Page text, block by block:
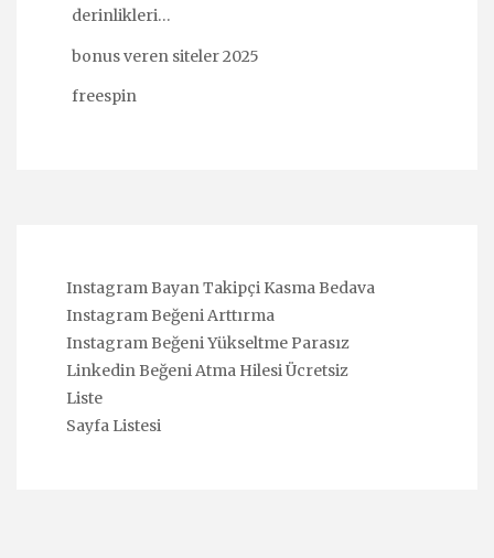
derinlikleri…
bonus veren siteler 2025
freespin
Instagram Bayan Takipçi Kasma Bedava
Instagram Beğeni Arttırma
Instagram Beğeni Yükseltme Parasız
Linkedin Beğeni Atma Hilesi Ücretsiz
Liste
Sayfa Listesi